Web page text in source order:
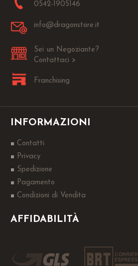
0542-1905146
info@dragonstore.it
Sei un Negoziante?
Contattaci >
Franchising
INFORMAZIONI
Contatti
Privacy
Spedizione
Pagamento
Condizioni di Vendita
AFFIDABILITÀ